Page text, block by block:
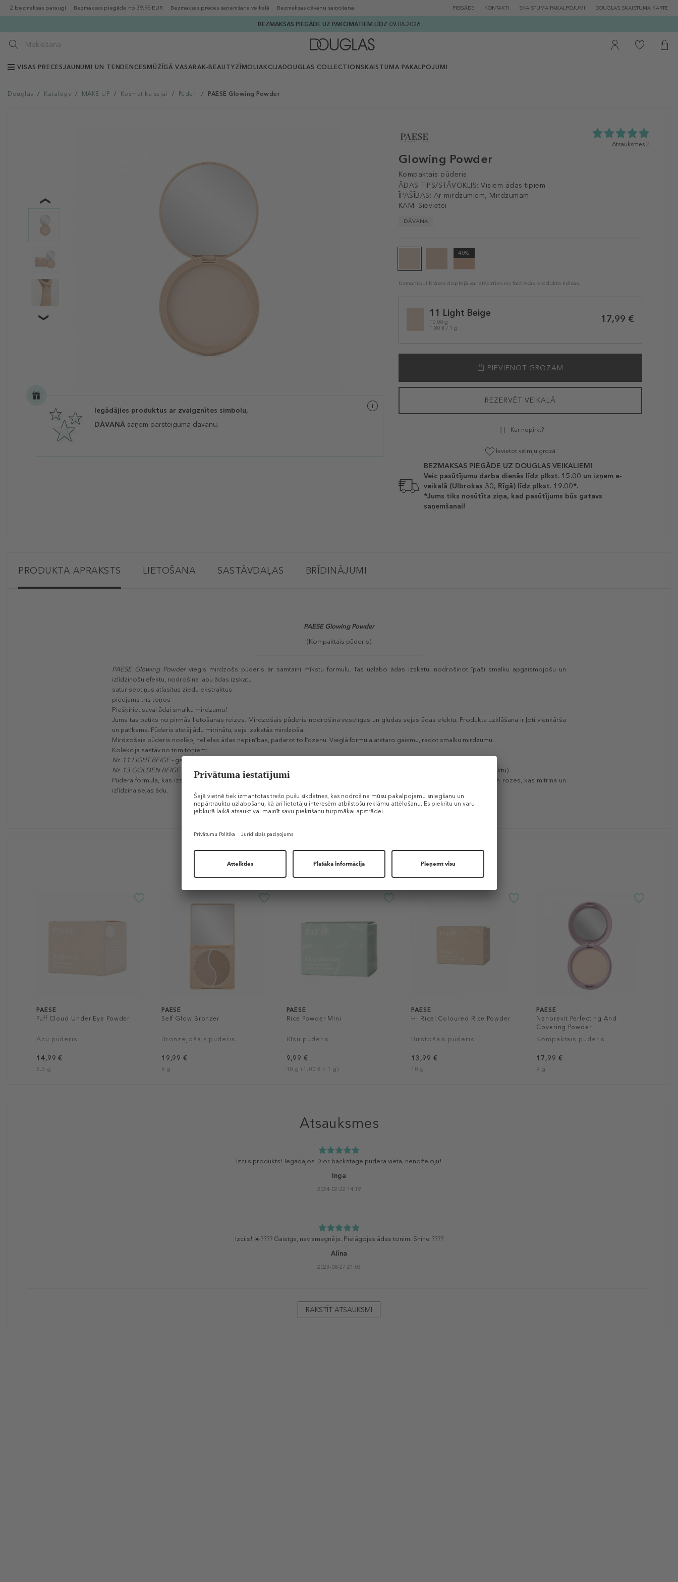
2 bezmaksas paraugi Bezmaksas piegāde no 39.95 EUR Bezmaksas preces saņemšana veikalā Bezmaksas dāvanu saiņošana PIEGĀDE KONTAKTI SKAISTUMA PAKALPOJUMI DOUGLAS SKAISTUMA KARTE
BEZMAKSAS PIEGĀDE UZ PAKOMĀTIEM LĪDZ 09.08.2026
VISAS PRECESJAUNUMI UN TENDENCES MŪŽĪGĀ VASARAK-BEAUTYZĪMOLIAKCIJADOUGLAS COLLECTION SKAISTUMA PAKALPOJUMI
Douglas / Katalogs / MAKE-UP / Kosmētika sejai / Pūderi / PAESE Glowing Powder
Glowing Powder
Kompaktais pūderis
ĀDAS TIPS/STĀVOKLIS: Visiem ādas tipiem
ĪPAŠĪBAS: Ar mirdzumiem, Mirdzumam
KAM: Sievietei
DĀVANA
5.0
Atsauksmes 2
40%
Uzmanību! Krāsas displejā var atšķirties no faktiskās produkta krāsas.
variation11 Light Beige
10.00 g
1,80 € / 1 g
17,99 €
PIEVIENOT GROZAM
REZERVĒT VEIKALĀ
Kur nopirkt?
Ievietot vēlmju grozā
BEZMAKSAS PIEGĀDE UZ DOUGLAS VEIKALIEM!
Veic pasūtījumu darba dienās līdz plkst. 15.00 un izņem e-
veikalā (Ulbrokas 30, Rīgā) līdz plkst. 19.00*.
*Jums tiks nosūtīta ziņa, kad pasūtījums būs gatavs
saņemšanai!
Iegādājies produktus ar zvaigznītes simbolu,
DĀVANĀ saņem pārsteiguma dāvanu.
PRODUKTA APRAKSTS LIETOŠANA SASTĀVDAĻAS BRĪDINĀJUMI
PAESE Glowing Powder
(Kompaktais pūderis)
PAESE Glowing Powder viegls mirdzošs pūderis ar samtaini mīkstu formulu. Tas uzlabo ādas izskatu, nodrošinot īpaši smalku apgaismojošu un
izlīdzinošu efektu, nodrošina labu ādas izskatu
satur septiņus atlasītus ziedu ekstraktus
pieejams trīs toņos
Piešķiriet savai ādai smalku mirdzumu!
Jums tas patiks no pirmās lietošanas reizes. Mirdzošais pūderis nodrošina veselīgas un gludas sejas ādas efektu. Produkta uzklāšana ir ļoti vienkārša
un patīkama. Pūderis atstāj ādu mitrinātu, seja izskatās mirdzoša.
Mirdzošais pūderis noslēpj nelielas ādas nepilnības, padarot to līdzenu. Vieglā formula atstaro gaismu, radot smalku mirdzumu.
Kolekcija sastāv no trim toņiem:
Nr. 11 LIGHT BEIGE- gaiši bēšs neitrālā tonī, lieliski piemērots gaišai ādai.
Nr. 13 GOLDEN BEIGE- zeltaini bēšs siltā tonī, tumšai ādai (gaišai ādai to var izmantot kā bronzeri, kas nodrošinās iedeguma efektu).
Pūdera formula, kas izstrādāta mūsu laboratorijā, satur 7 ziedu ekstraktus: jasmīnu, peoniju, ķiršu, neroli, lavandas, plūškoka un rozes, kas mitrina un
izlīdzina sejas ādu.
Līdzīgi produkti
PAESE
Puff Cloud Under Eye Powder
Acu pūderis
14,99 €
5.3 g
PAESE
Self Glow Bronzer
Bronzējošais pūderis
19,99 €
6 g
PAESE
Rice Powder Mini
Rīsu pūderis
9,99 €
10 g (1,00 € / 1 g)
PAESE
Hi Rice! Coloured Rice Powder
Birstošais pūderis
13,99 €
10 g
PAESE
Nanorevit Perfecting And
Covering Powder
Kompaktais pūderis
17,99 €
9 g
Atsauksmes
Izcils produkts! Iegādājos Dior backstage pūdera vietā, nenožēloju!
Inga
2024-02-22 14:19
Izcils! ☀️???? Gaisīgs, nav smagnējs. Pielāgojas ādas tonim. Shine ????
Alīna
2023-08-27 21:03
RAKSTĪT ATSAUKSMI